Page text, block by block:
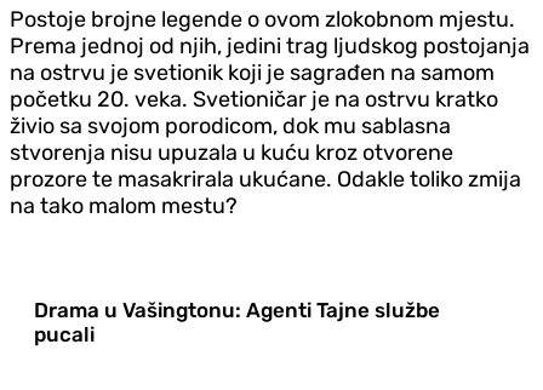
Postoje brojne legende o ovom zlokobnom mjestu.
Prema jednoj od njih, jedini trag ljudskog postojanja
na ostrvu je svetionik koji je sagrađen na samom
početku 20. veka. Svetioničar je na ostrvu kratko
živio sa svojom porodicom, dok mu sablasna
stvorenja nisu upuzala u kuću kroz otvorene
prozore te masakrirala ukućane. Odakle toliko zmija
na tako malom mestu?
Drama u Vašingtonu: Agenti Tajne službe
pucali